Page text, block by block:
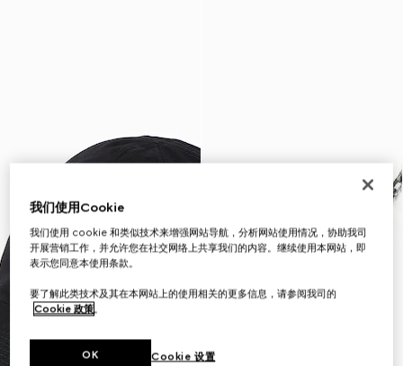
我们使用Cookie
我们使用 cookie 和类似技术来增强网站导航，分析网站使用情况，协助我司
开展营销工作，并允许您在社交网络上共享我们的内容。继续使用本网站，即
表示您同意本使用条款。
要了解此类技术及其在本网站上的使用相关的更多信息，请参阅我司的
Cookie 政策。
Cookie 设置
OK